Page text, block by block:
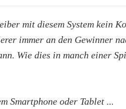
mit diesem System kein
immer an den Gewinner
Wie dies in manch einer
Smartphone oder Tablet ...